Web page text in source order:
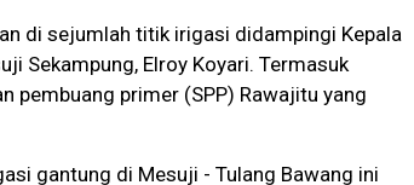
di sejumlah titik irigasi didampingi Kepala
Sekampung, Elroy Koyari. Termasuk
pembuang primer (SPP) Rawajitu yang
gantung di Mesuji - Tulang Bawang ini